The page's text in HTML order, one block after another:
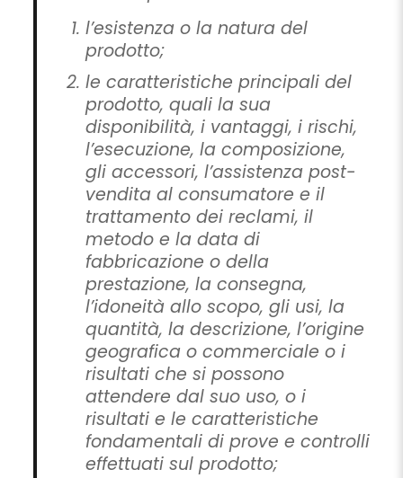
l’esistenza o la natura del
prodotto;
le caratteristiche principali del
prodotto, quali la sua
disponibilità, i vantaggi, i rischi,
l’esecuzione, la composizione,
gli accessori, l’assistenza post-
vendita al consumatore e il
trattamento dei reclami, il
metodo e la data di
fabbricazione o della
prestazione, la consegna,
l’idoneità allo scopo, gli usi, la
quantità, la descrizione, l’origine
geografica o commerciale o i
risultati che si possono
attendere dal suo uso, o i
risultati e le caratteristiche
fondamentali di prove e controlli
effettuati sul prodotto;